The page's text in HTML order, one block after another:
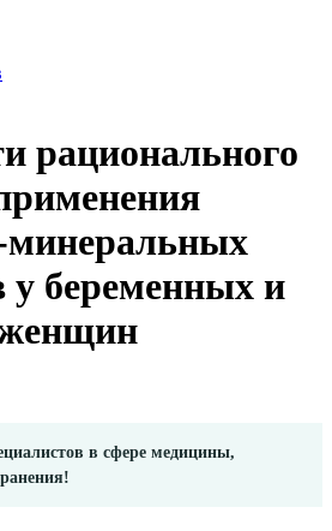
рационального
у беременных и
в сфере медицины,